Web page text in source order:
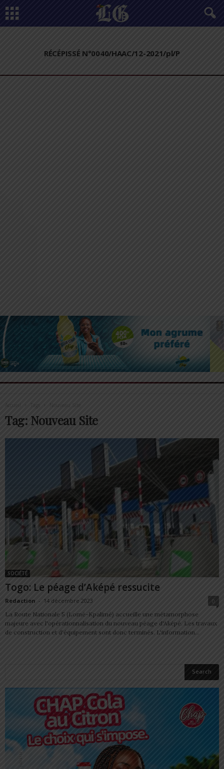
RÉCÉPISSÉ N°0040/HAAC/12-2021/pl/P
Tags Nouveau Site
Tag: Nouveau Site
SOCIÉTÉ
Togo: Le péage d’Aképé ressucite
Redaction - 14 décembre 2023
0
La Route Nationale 5 (Lomé-Kpalimé) accueille une métamorphose
majeure avec l'opérationnalisation du nouveau péage d'Aképé. Les travaux
de construction et d'équipement sont donc terminés. L'information...